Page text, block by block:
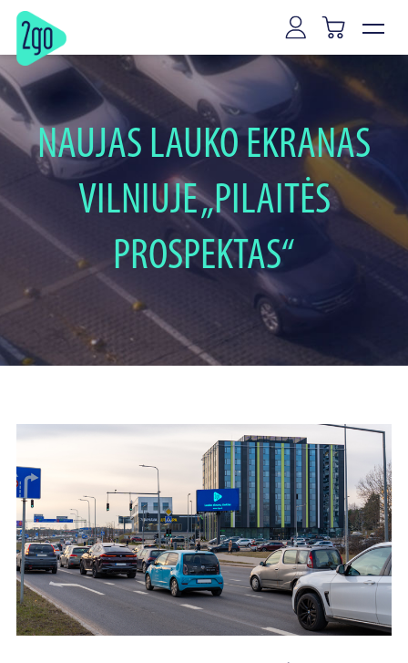
NAUJAS LAUKO EKRANAS
VILNIUJE „PILAITĖS
PROSPEKTAS“